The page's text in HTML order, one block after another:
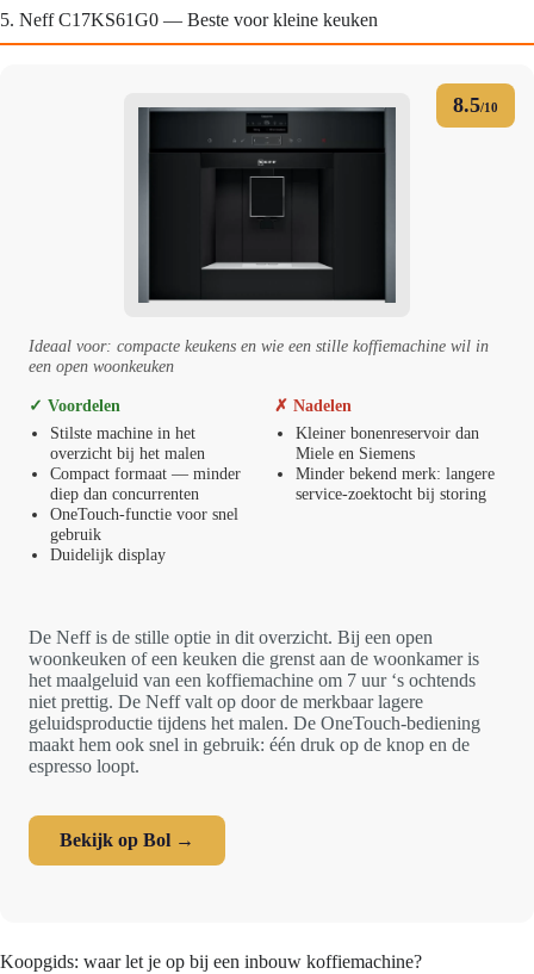
5. Neff C17KS61G0 — Beste voor kleine keuken
8.5/10
Ideaal voor: compacte keukens en wie een stille koffiemachine wil in
een open woonkeuken
✓ Voordelen
Stilste machine in het
overzicht bij het malen
Compact formaat — minder
diep dan concurrenten
OneTouch-functie voor snel
gebruik
Duidelijk display
✗ Nadelen
Kleiner bonenreservoir dan
Miele en Siemens
Minder bekend merk: langere
service-zoektocht bij storing
De Neff is de stille optie in dit overzicht. Bij een open
woonkeuken of een keuken die grenst aan de woonkamer is
het maalgeluid van een koffiemachine om 7 uur ‘s ochtends
niet prettig. De Neff valt op door de merkbaar lagere
geluidsproductie tijdens het malen. De OneTouch-bediening
maakt hem ook snel in gebruik: één druk op de knop en de
espresso loopt.
Bekijk op Bol →
Koopgids: waar let je op bij een inbouw koffiemachine?